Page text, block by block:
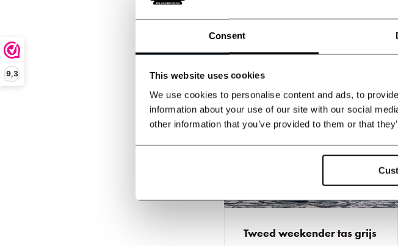
9,3
Consent
This website uses cookies
We use cookies to personalise content and ads, to
information about your use of our site with our social
other information that you’ve provided to them or that
Tweed weekender tas grijs